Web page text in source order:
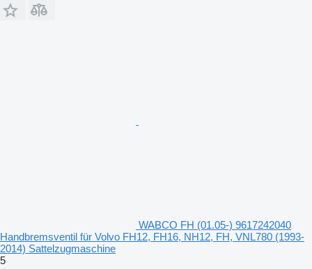
WABCO FH (01.05-) 9617242040
Handbremsventil für Volvo FH12, FH16, NH12, FH, VNL780 (1993-
2014) Sattelzugmaschine
5